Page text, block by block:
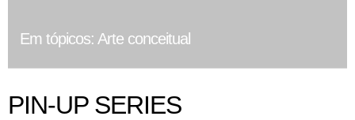
Em tópicos: Arte conceitual
PIN-UP SERIES